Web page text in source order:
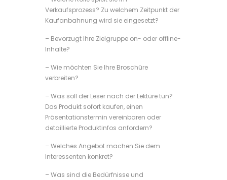
Verkaufsprozess? Zu welchem Zeitpunkt der
Kaufanbahnung wird sie eingesetzt?
– Bevorzugt Ihre Zielgruppe on- oder offline-
Inhalte?
– Wie möchten Sie Ihre Broschüre
verbreiten?
– Was soll der Leser nach der Lektüre tun?
Das Produkt sofort kaufen, einen
Präsentationstermin vereinbaren oder
detaillierte Produktinfos anfordern?
– Welches Angebot machen Sie dem
Interessenten konkret?
– Was sind die Bedürfnisse und